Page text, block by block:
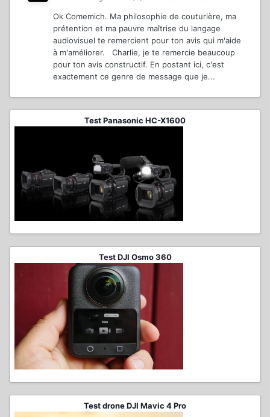
Ok Comemich. Ma philosophie de couturière, ma
prétention et ma pauvre maîtrise du langage
audiovisuel te remercient pour ton avis qui m'aide
à m'améliorer. Charlie, je te remercie beaucoup
pour ton avis constructif. En postant ici, c'est
exactement ce genre de message que je...
Test Panasonic HC-X1600
Test DJI Osmo 360
Test drone DJI Mavic 4 Pro